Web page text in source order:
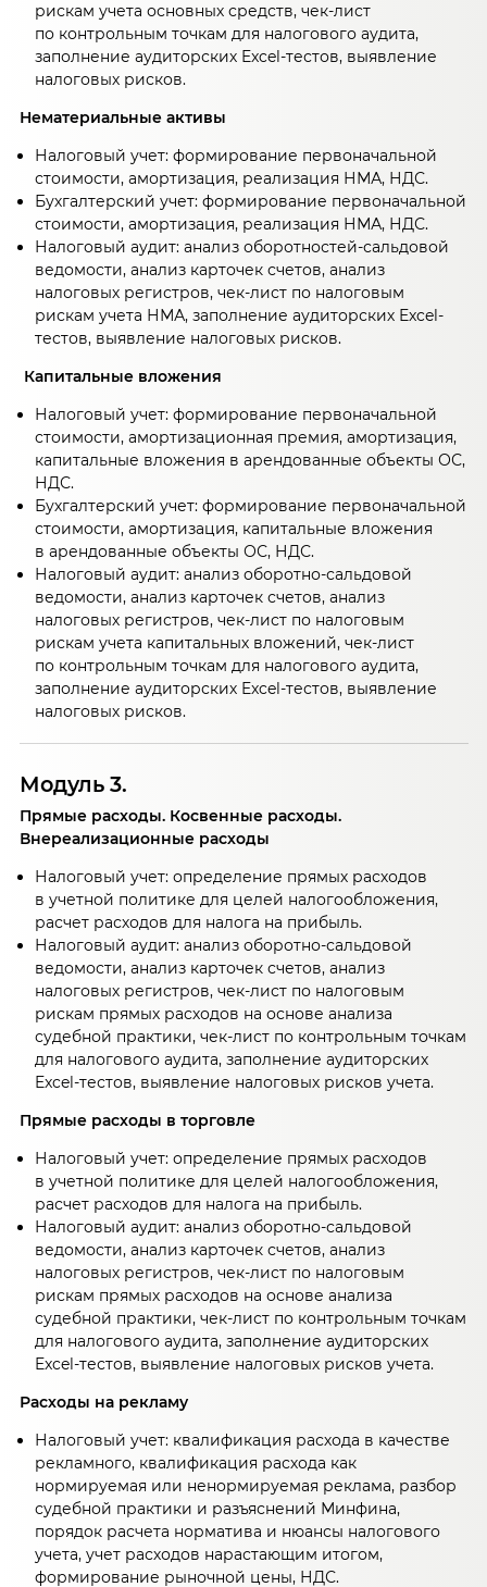
рискам учета основных средств, чек-лист
по контрольным точкам для налогового аудита,
заполнение аудиторских Excel-тестов, выявление
налоговых рисков.
Нематериальные активы
Налоговый учет: формирование первоначальной
стоимости, амортизация, реализация НМА, НДС.
Бухгалтерский учет: формирование первоначальной
стоимости, амортизация, реализация НМА, НДС.
Налоговый аудит: анализ оборотностей-сальдовой
ведомости, анализ карточек счетов, анализ
налоговых регистров, чек-лист по налоговым
рискам учета НМА, заполнение аудиторских Excel-
тестов, выявление налоговых рисков.
Капитальные вложения
Налоговый учет: формирование первоначальной
стоимости, амортизационная премия, амортизация,
капитальные вложения в арендованные объекты ОС,
НДС.
Бухгалтерский учет: формирование первоначальной
стоимости, амортизация, капитальные вложения
в арендованные объекты ОС, НДС.
Налоговый аудит: анализ оборотно-сальдовой
ведомости, анализ карточек счетов, анализ
налоговых регистров, чек-лист по налоговым
рискам учета капитальных вложений, чек-лист
по контрольным точкам для налогового аудита,
заполнение аудиторских Excel-тестов, выявление
налоговых рисков.
Модуль 3.
Прямые расходы. Косвенные расходы.
Внереализационные расходы
Налоговый учет: определение прямых расходов
в учетной политике для целей налогообложения,
расчет расходов для налога на прибыль.
Налоговый аудит: анализ оборотно-сальдовой
ведомости, анализ карточек счетов, анализ
налоговых регистров, чек-лист по налоговым
рискам прямых расходов на основе анализа
судебной практики, чек-лист по контрольным точкам
для налогового аудита, заполнение аудиторских
Excel-тестов, выявление налоговых рисков учета.
Прямые расходы в торговле
Налоговый учет: определение прямых расходов
в учетной политике для целей налогообложения,
расчет расходов для налога на прибыль.
Налоговый аудит: анализ оборотно-сальдовой
ведомости, анализ карточек счетов, анализ
налоговых регистров, чек-лист по налоговым
рискам прямых расходов на основе анализа
судебной практики, чек-лист по контрольным точкам
для налогового аудита, заполнение аудиторских
Excel-тестов, выявление налоговых рисков учета.
Расходы на рекламу
Налоговый учет: квалификация расхода в качестве
рекламного, квалификация расхода как
нормируемая или ненормируемая реклама, разбор
судебной практики и разъяснений Минфина,
порядок расчета норматива и нюансы налогового
учета, учет расходов нарастающим итогом,
формирование рыночной цены, НДС.